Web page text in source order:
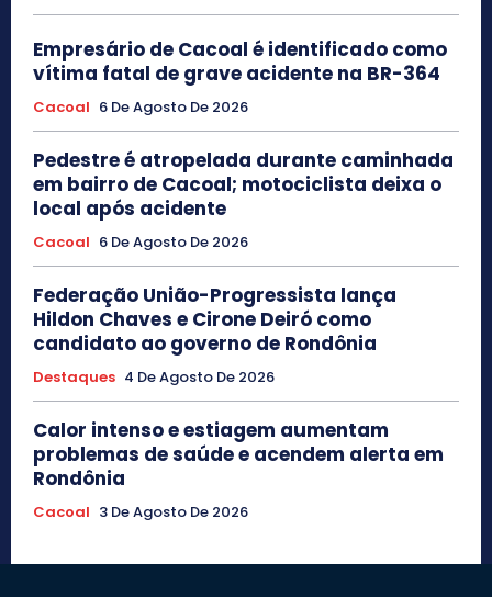
Empresário de Cacoal é identificado como
vítima fatal de grave acidente na BR-364
Cacoal 6 De Agosto De 2026
Pedestre é atropelada durante caminhada
em bairro de Cacoal; motociclista deixa o
local após acidente
Cacoal 6 De Agosto De 2026
Federação União-Progressista lança
Hildon Chaves e Cirone Deiró como
candidato ao governo de Rondônia
Destaques 4 De Agosto De 2026
Calor intenso e estiagem aumentam
problemas de saúde e acendem alerta em
Rondônia
Cacoal 3 De Agosto De 2026